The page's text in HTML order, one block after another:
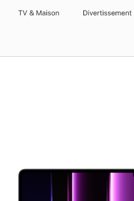
TV & Maison Divertissements